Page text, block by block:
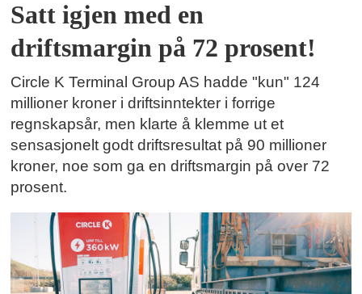
Satt igjen med en
driftsmargin på 72 prosent!
Circle K Terminal Group AS hadde "kun" 124
millioner kroner i driftsinntekter i forrige
regnskapsår, men klarte å klemme ut et
sensasjonelt godt driftsresultat på 90 millioner
kroner, noe som ga en driftsmargin på over 72
prosent.